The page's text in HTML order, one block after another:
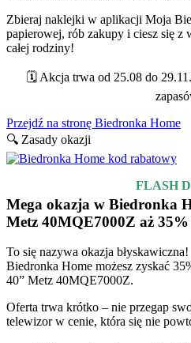
Zbieraj naklejki w aplikacji Moja
papierowej, rób zakupy i ciesz się z
całej rodziny!
🗓️ Akcja trwa od 25.08 do
Przejdź na stronę Biedronka Home
🔍 Zasady okazji
FLASH
Mega okazja w Biedronka
Metz 40MQE7000Z aż
To się nazywa okazja
Biedronka Home możesz zyskać
40” Metz 40MQE7000Z.
Oferta trwa krótko – nie przegap
telewizor w cenie, która się nie